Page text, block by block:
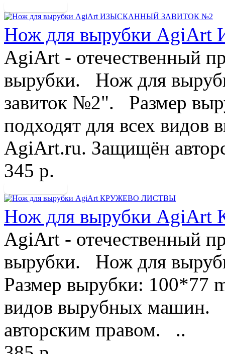
Нож для вырубки
AgiArt - отечественный
вырубки. Нож для
завиток №2". Размер
подходят для всех
AgiArt.ru. Защищён
345 р.
Нож для вырубки
AgiArt - отечественный
вырубки. Нож для
Размер вырубки: 100*77
видов вырубных
авторским правом. ..